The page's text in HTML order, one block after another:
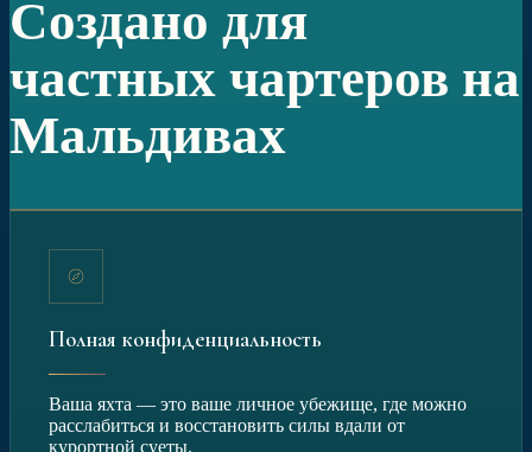
Создано для
частных чартеров на
Мальдивах
Полная конфиденциальность
Ваша яхта — это ваше личное убежище, где можно
расслабиться и восстановить силы вдали от
курортной суеты.